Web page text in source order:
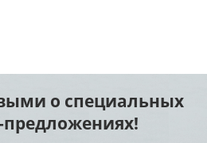
о специальных
предложениях!